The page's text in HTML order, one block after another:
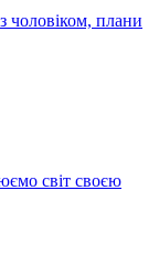
чоловіком, плани
світ своєю